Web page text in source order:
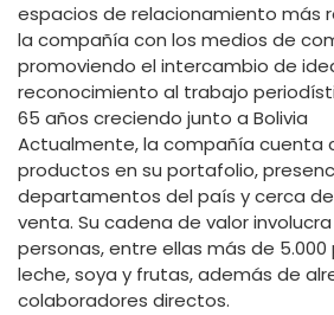
espacios de relacionamiento más
la compañía con los medios de
promoviendo el intercambio de
reconocimiento al trabajo
65 años creciendo junto a Bolivia
Actualmente, la compañía cuenta
productos en su portafolio,
departamentos del país y cerca
venta. Su cadena de valor involucra
personas, entre ellas más de
leche, soya y frutas, además de
colaboradores directos.